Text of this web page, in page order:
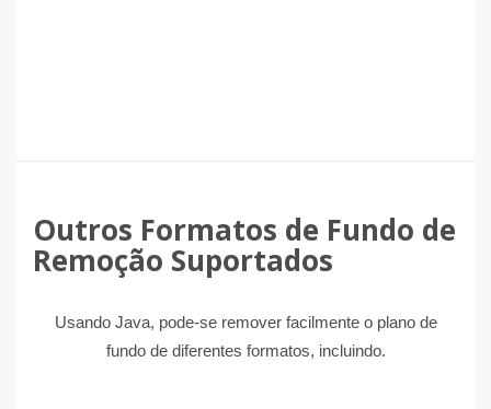
Outros Formatos de Fundo de
Remoção Suportados
Usando Java, pode-se remover facilmente o plano de
fundo de diferentes formatos, incluindo.